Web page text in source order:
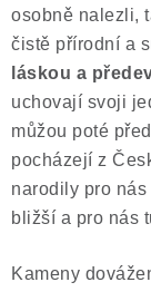
osobně nalezli,
čistě přírodní a
láskou a
uchovají svoji
můžou poté
pocházejí z
narodily pro
bližší a pro nás
Kameny